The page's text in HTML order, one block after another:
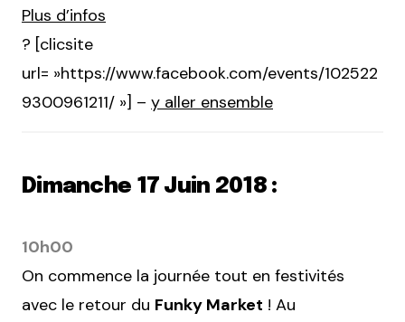
Plus d’infos
? [clicsite
url= »https://www.facebook.com/events/102522
9300961211/ »] – y aller ensemble
Dimanche 17 Juin 2018 :
10h00
On commence la journée tout en festivités
avec le retour du Funky Market ! Au